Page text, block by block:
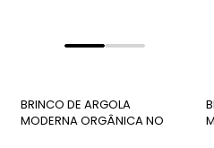
BRINCO DE ARGOLA
MODERNA ORGÂNICA NO